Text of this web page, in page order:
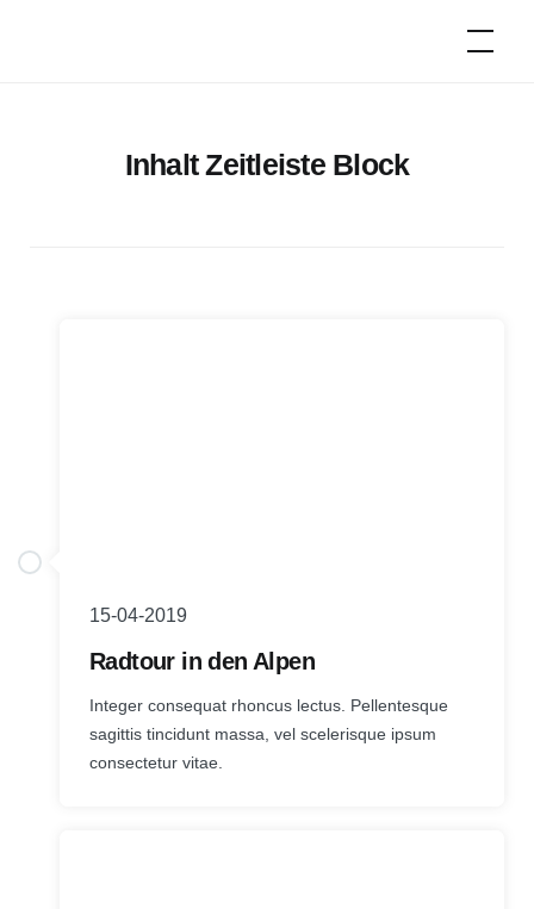
Inhalt Zeitleiste Block
15-04-2019
Radtour in den Alpen
Integer consequat rhoncus lectus. Pellentesque
sagittis tincidunt massa, vel scelerisque ipsum
consectetur vitae.